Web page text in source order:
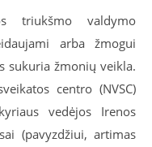
triukšmo valdymo
arba žmogui
sukuria žmonių veikla.
centro (NVSC)
vedėjos Irenos
(pavyzdžiui, artimas